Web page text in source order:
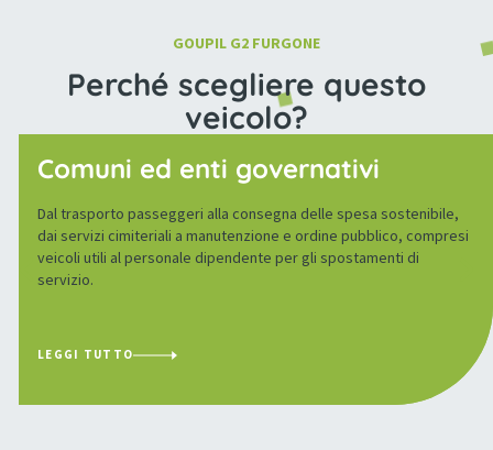
GOUPIL G2 FURGONE
Perché scegliere questo
veicolo?
Comuni ed enti governativi
Dal trasporto passeggeri alla consegna delle spesa sostenibile,
dai servizi cimiteriali a manutenzione e ordine pubblico, compresi
veicoli utili al personale dipendente per gli spostamenti di
servizio.
LEGGI TUTTO